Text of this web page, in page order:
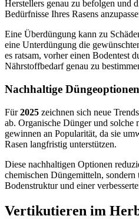
Herstellers genau zu befolgen und
Bedürfnisse Ihres Rasens
Eine Überdüngung kann zu
eine Unterdüngung die
es ratsam, vorher einen Bodentest
Nährstoffbedarf genau zu
Nachhaltige
Für2025 zeichnen sich neue
ab. Organische Dünger und solche
gewinnen an Popularität, da sie
Rasen langfristig unterstützen.
Diese nachhaltigen Optionen
chemischen Düngemitteln, sondern
Bodenstruktur und einer
Vertikutieren im